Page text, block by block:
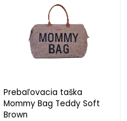
Prebaľovacia taška
Mommy Bag Teddy Soft
Brown